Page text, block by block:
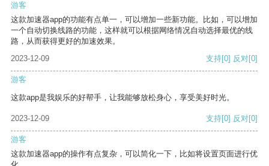
游客
这款加速器app的功能有点单一，可以增加一些新功能。比如，可以增加
一个自动切换线路的功能，这样就可以根据网络情况自动选择最优的线
路，从而获得更好的加速效果。
2023-12-09
支持[0] 反对[0]
游客
这款app是我娱乐的好帮手，让我能够放松身心，享受美好时光。
2023-12-09 支持[0] 反对[0]
游客
这款加速器app的操作有点复杂，可以简化一下，比如将设置页面进行优